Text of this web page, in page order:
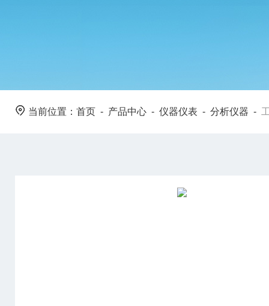
当前位置： 首页 - 产品中心 - 仪器仪表 - 分析仪器 -